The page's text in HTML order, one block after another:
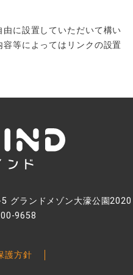
に設置していただいて構い
等によってはリンクの設置
グランドメゾン大濠公園2020
9658
護方針